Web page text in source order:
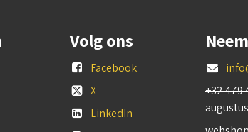
Volg ons
Facebook
X
LinkedIn
+32 479